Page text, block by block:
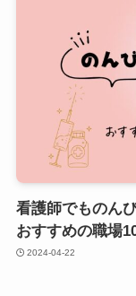
看護師でものん
おすすめの職場
2024-04-22